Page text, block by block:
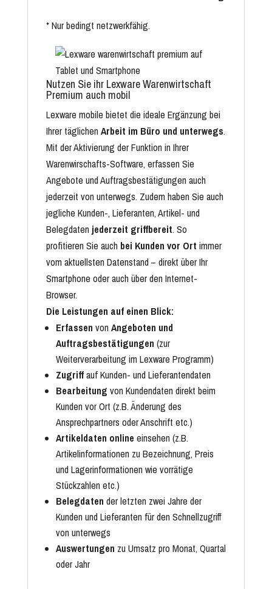
* Nur bedingt netzwerkfähig.
Nutzen Sie ihr Lexware Warenwirtschaft
Premium auch mobil
Lexware mobile bietet die ideale Ergänzung bei
Ihrer täglichen Arbeit im Büro und unterwegs.
Mit der Aktivierung der Funktion in Ihrer
Warenwirschafts-Software, erfassen Sie
Angebote und Auftragsbestätigungen auch
jederzeit von unterwegs. Zudem haben Sie auch
jegliche Kunden-, Lieferanten, Artikel- und
Belegdaten jederzeit griffbereit. So
profitieren Sie auch bei Kunden vor Ort immer
vom aktuellsten Datenstand – direkt über Ihr
Smartphone oder auch über den Internet-
Browser.
Die Leistungen auf einen Blick:
Erfassen von Angeboten und
Auftragsbestätigungen (zur
Weiterverarbeitung im Lexware Programm)
Zugriffauf Kunden- und Lieferantendaten
Bearbeitung von Kundendaten direkt beim
Kunden vor Ort (z.B. Änderung des
Ansprechpartners oder Anschrift etc.)
Artikeldaten online einsehen (z.B.
Artikelinformationen zu Bezeichnung, Preis
und Lagerinformationen wie vorrätige
Stückzahlen etc.)
Belegdaten der letzten zwei Jahre der
Kunden und Lieferanten für den Schnellzugriff
von unterwegs
Auswertungen zu Umsatz pro Monat, Quartal
oder Jahr